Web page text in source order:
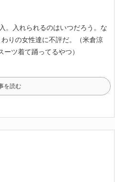
。入れられるのはいつだろう。 な
りの女性達に不評だ。
（米倉涼
ツ着て踊ってるやつ）
を読む